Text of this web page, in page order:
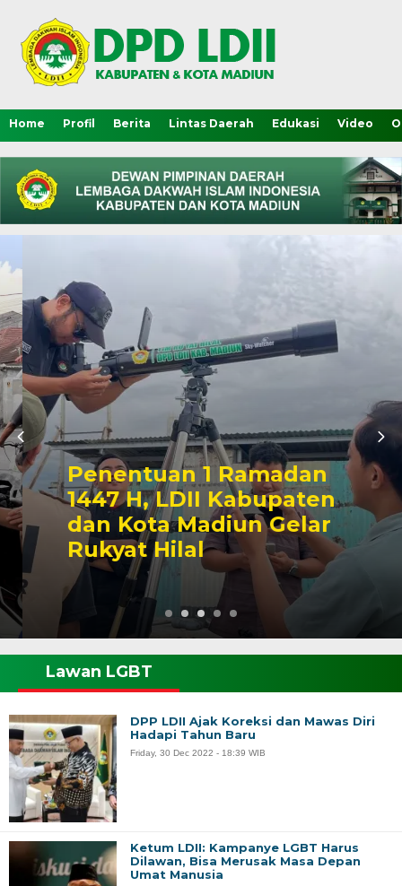
Home Profil Berita Lintas Daerah Edukasi Video
Penentuan 1 Ramadan
1447 H, LDII Kabupaten
dan Kota Madiun Gelar
Rukyat Hilal
Lawan LGBT
DPP LDII Ajak Koreksi dan Mawas Diri
Hadapi Tahun Baru
Friday, 30 Dec 2022 - 18:39 WIB
Ketum LDII: Kampanye LGBT Harus
Dilawan, Bisa Merusak Masa Depan
Umat Manusia